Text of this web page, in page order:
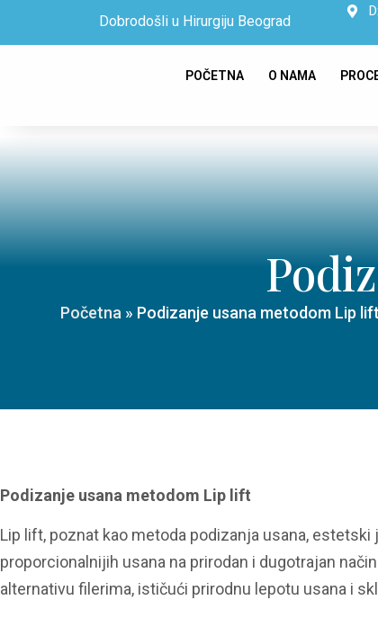
Dobrodošli u Hirurgiju Beograd
POČETNA O NAMA
Početna » Podizanje usana metodom Lip lift
Podizanje usana metodom Lip lift
Lip lift, poznat kao metoda podizanja usana,
proporcionalnijih usana na prirodan i dugotrajan
alternativu filerima, ističući prirodnu lepotu usana i